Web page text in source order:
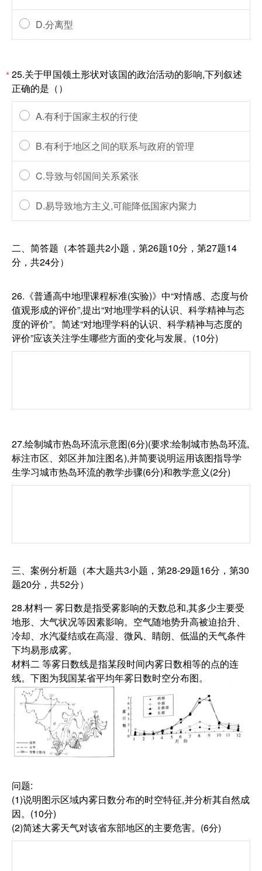
D.分离型
*25.关于甲国领土形状对该国的政治活动的影响,下列叙述
正确的是（）
A.有利于国家主权的行使
B.有利于地区之间的联系与政府的管理
C.导致与邻国间关系紧张
D.易导致地方主义,可能降低国家内聚力
二、简答题（本答题共2小题，第26题10分，第27题14
分，共24分）
26.《普通高中地理课程标准(实验)》中“对情感、态度与价
值观形成的评价”,提出“对地理学科的认识、科学精神与态
度的评价”。简述“对地理学科的认识、科学精神与态度的
评价”应该关注学生哪些方面的变化与发展。(10分)
27.绘制城市热岛环流示意图(6分)(要求:绘制城市热岛环流,
标注市区、郊区并加注图名),并简要说明运用该图指导学
生学习城市热岛环流的教学步骤(6分)和教学意义(2分)
三、案例分析题（本大题共3小题，第28-29题16分，第30
题20分，共52分）
28.材料一 雾日数是指受雾影响的天数总和,其多少主要受
地形、大气状况等因素影响。空气随地势升高被迫抬升、
冷却、水汽凝结或在高湿、微风、睛朗、低温的天气条件
下均易形成雾。
材料二 等雾日数线是指某段时间内雾日数相等的点的连
线。下图为我国某省平均年雾日数时空分布图。
问题:
(1)说明图示区域内雾日数分布的时空特征,并分析其自然成
因。(10分)
(2)简述大雾天气对该省东部地区的主要危害。(6分)